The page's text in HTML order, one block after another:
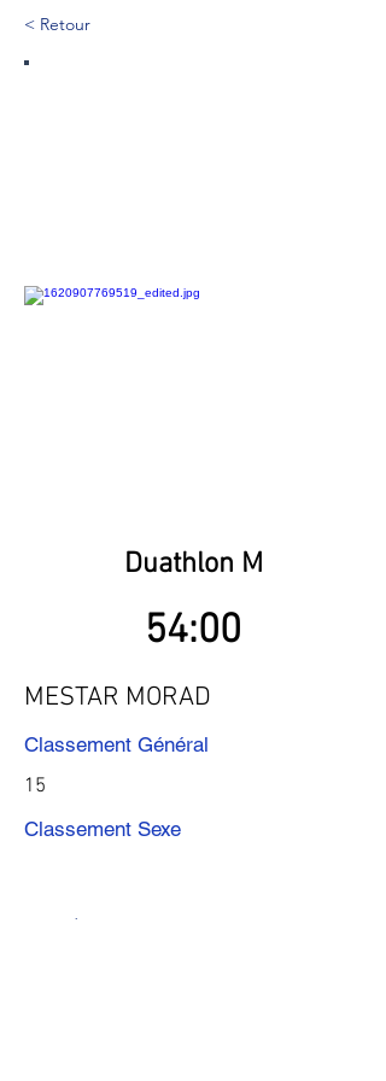
< Retour
Duathlon M
54:00
MESTAR MORAD
Classement Général
15
Classement Sexe
Précédent